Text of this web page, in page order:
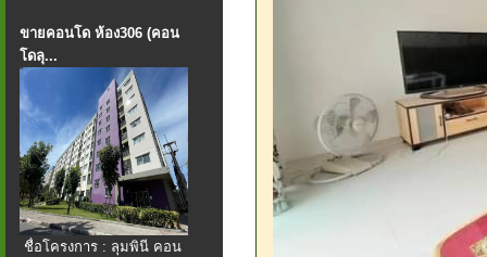
ขายคอนโด ห้อง306 (คอน
โดลุ...
ชื่อโครงการ : ลุมพินี คอน